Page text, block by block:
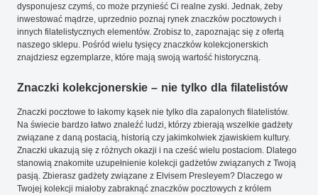
dysponujesz czymś, co może przynieść Ci realne zyski. Jednak, żeby
inwestować mądrze, uprzednio poznaj rynek znaczków pocztowych i
innych filatelistycznych elementów. Zrobisz to, zapoznając się z ofertą
naszego sklepu. Pośród wielu tysięcy znaczków kolekcjonerskich
znajdziesz egzemplarze, które mają swoją wartość historyczną.
Znaczki kolekcjonerskie – nie tylko dla filatelistów
Znaczki pocztowe to łakomy kąsek nie tylko dla zapalonych filatelistów.
Na świecie bardzo łatwo znaleźć ludzi, którzy zbierają wszelkie gadżety
związane z daną postacią, historią czy jakimkolwiek zjawiskiem kultury.
Znaczki ukazują się z różnych okazji i na cześć wielu postaciom. Dlatego
stanowią znakomite uzupełnienie kolekcji gadżetów związanych z Twoją
pasją. Zbierasz gadżety związane z Elvisem Presleyem? Dlaczego w
Twojej kolekcji miałoby zabraknąć znaczków pocztowych z królem